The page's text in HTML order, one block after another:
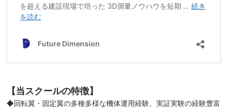
【当スクールの特徴】
◆回転翼・固定翼の多種多様な機体運用経験、実証実験の経験豊富